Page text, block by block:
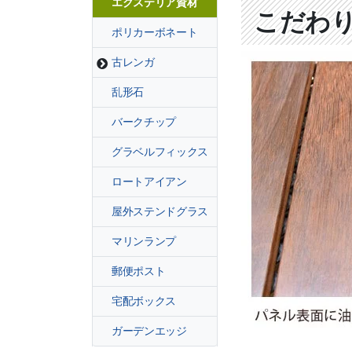
エクステリア資材
ポリカーボネート
古レンガ
乱形石
バークチップ
グラベルフィックス
ロートアイアン
屋外ステンドグラス
マリンランプ
郵便ポスト
宅配ボックス
ガーデンエッジ
こだわ